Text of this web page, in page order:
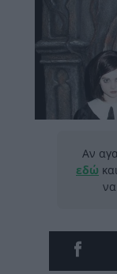
Αν
εδώ